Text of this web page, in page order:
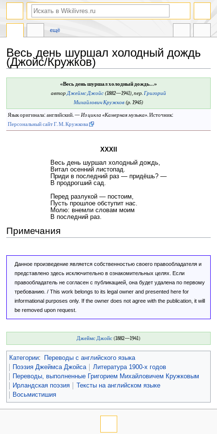
Весь день шуршал холодный дождь
(Джойс/Кружков)
«Весь день шуршал холодный дождь...»
авторДжеймс Джойс (1882—1941),пер.Григорий
Михайлович Кружков (р. 1945)
Язык оригинала: английский. —Из цикла «Камерная музыка». Источник:
Персональный сайт Г. М. Кружкова
XXXII
Весь день шуршал холодный дождь,
Витал осенний листопад.
Приди в последний раз — придёшь? —
В продрогший сад.
Перед разлукой — постоим,
Пусть прошлое обступит нас.
Молю: внемли словам моим
В последний раз.
Примечания
Данное произведение является собственностью своего правообладателя и
представлено здесь исключительно в ознакомительных целях. Если
правообладатель не согласен с публикацией, она будет удалена по первому
требованию. / This work belongs to its legal owner and presented here for
informational purposes only. If the owner does not agree with the publication, it will
be removed upon request.
Джеймс Джойс (1882—1941)
Категории:
Переводы с английского языка
Поэзия Джеймса Джойса
Литература 1900-х годов
Переводы, выполненные Григорием Михайловичем Кружковым
Ирландская поэзия
Тексты на английском языке
Восьмистишия
ещё